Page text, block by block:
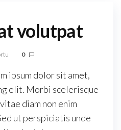
volutpat
0
ipsum dolor sit amet,
elit. Morbi scelerisque
diam non enim
ut perspiciatis unde